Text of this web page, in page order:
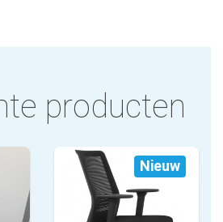
producten
Nieuw